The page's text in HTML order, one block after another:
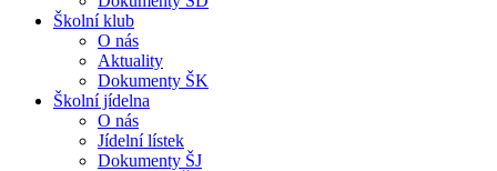
Školní klub
O nás
Aktuality
Dokumenty ŠK
Školní jídelna
O nás
Jídelní lístek
Dokumenty ŠJ